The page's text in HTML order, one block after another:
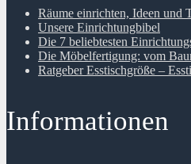
Räume einrichten, Ideen und
Unsere Einrichtungbibel
Die 7 beliebtesten
Die Möbelfertigung: vom
Ratgeber Esstischgröße –
Informationen